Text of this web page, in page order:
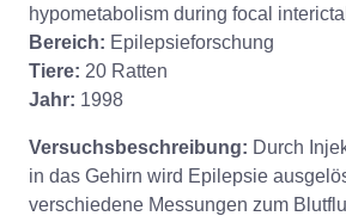
hypometabolism during focal
Bereich: Epilepsieforschung
Tiere: 20 Ratten
Jahr: 1998
Versuchsbeschreibung: Durch
in das Gehirn wird Epilepsie
verschiedene Messungen zum